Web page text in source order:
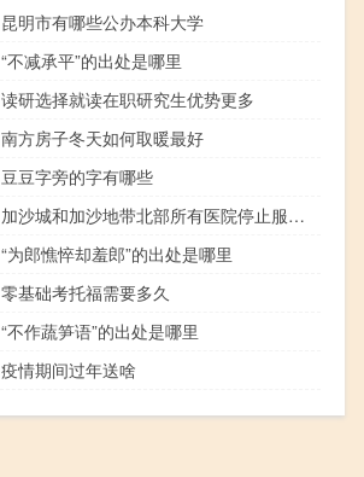
昆明市有哪些公办本科大学
“不减承平”的出处是哪里
读研选择就读在职研究生优势更多
南方房子冬天如何取暖最好
豆豆字旁的字有哪些
加沙城和加沙地带北部所有医院停止服务 到底什么情况呢
“为郎憔悴却羞郎”的出处是哪里
零基础考托福需要多久
“不作蔬笋语”的出处是哪里
疫情期间过年送啥